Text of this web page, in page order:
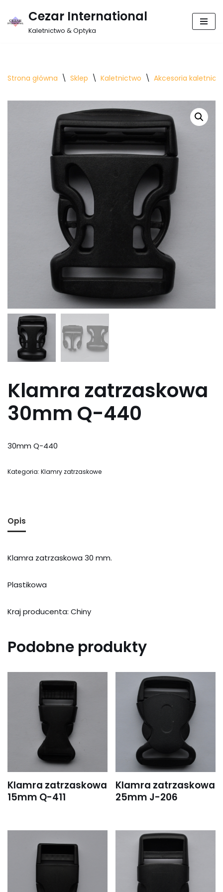
Przejdź
Cezar International
Kaletnictwo & Optyka
Strona główna \ Sklep \ Kaletnictwo \ Akcesoria
Klamra zatrzaskowa
30mm Q-440
30mm Q-440
Kategoria: Klamry zatrzaskowe
Opis
Klamra zatrzaskowa 30 mm.
Plastikowa
Kraj producenta: Chiny
Podobne produkty
Klamra zatrzaskowa
15mm Q-411
Klamra zatrzaskowa
25mm J-206